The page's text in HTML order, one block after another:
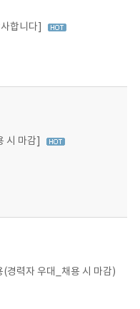
합니다]
시 마감]
경력자 우대_채용 시 마감)